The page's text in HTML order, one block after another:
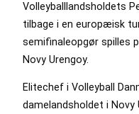
Volleyballlandsholdets
tilbage i en europæisk
semifinaleopgør spilles
Novy Urengoy.
Elitechef i Volleyball
damelandsholdet i